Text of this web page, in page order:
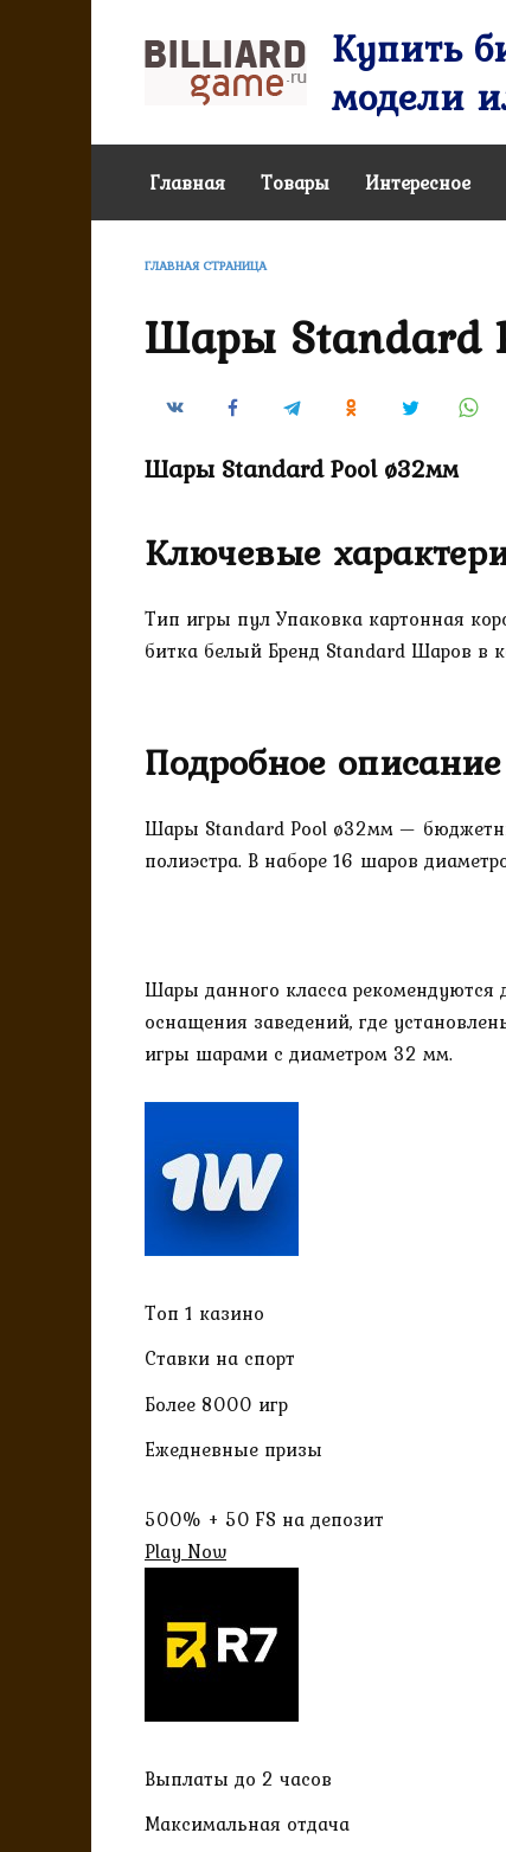
Купить
модели
Главная Товары Интересное
ГЛАВНАЯ СТРАНИЦА
Шары Standard
Шары Standard Pool ø32мм
Ключевые
Тип игры пул Упаковка картонная
битка белый Бренд Standard Шаров в
Подробное описание
Шары Standard Pool ø32мм —
полиэстра. В наборе 16 шаров
Шары данного класса рекомендуются
оснащения заведений, где
игры шарами с диаметром 32 мм.
Топ 1 казино
Ставки на спорт
Более 8000 игр
Ежедневные призы
500% + 50 FS на депозит
Play Now
Выплаты до 2 часов
Максимальная отдача